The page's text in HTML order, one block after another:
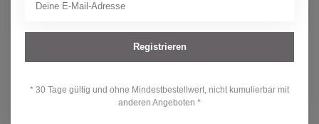
Reima Kinder BugProof Hose
Auf Lager
49,90
Hast du Fragen zu diesem Produkt?
Oder brauchst du Hilfe bei deiner Bestellung? Kontaktiere unseren
Registrieren
* 30 Tage gültig und ohne Mindestbestellwert, nicht kumulierbar mit
anderen Angeboten *